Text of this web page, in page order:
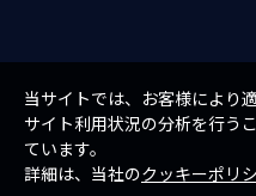
当サイトでは、お客様により
サイト利用状況の分析を行う
ています。
詳細は、当社のクッキーポリ